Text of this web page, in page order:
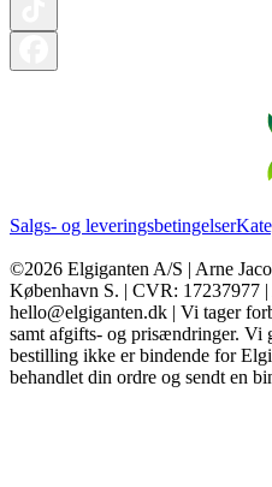
Salgs- og leveringsbetingelser
©2026 Elgiganten A/S | Arne
København S. | CVR: 17237977
hello@elgiganten.dk | Vi tager
samt afgifts- og prisændringer. Vi
bestilling ikke er bindende for
behandlet din ordre og sendt en